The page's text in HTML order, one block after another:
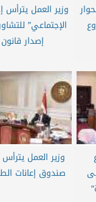
وزير العمل يترأس
الإجتماعي”
إصدار
وزير العمل
صندوق إعانات